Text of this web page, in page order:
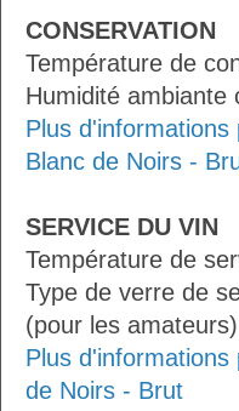
CONSERVATION
Température de
Humidité ambiante
Plus
Blanc de Noirs -
SERVICE DU VIN
Température de
Type de verre de
(pour les
Plus
de Noirs - Brut